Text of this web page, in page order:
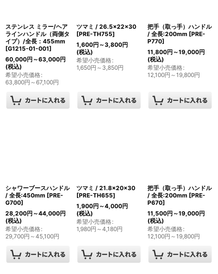
ステンレス ミラー/ヘア
ラインハンドル（両側タ
イプ）/全長：455mm
[G1215-01-001]
60,000円 ～63,000円
(税込)
希望小売価格:
63,800円 ～67,100円
ツマミ / 26.5×22×30
[PRE-TH755]
1,600円 ～3,800円
(税込)
希望小売価格:
1,650円 ～3,850円
把手（取っ手）ハンドル
/ 全長:200mm [PRE-
P770]
11,800円 ～19,000円
(税込)
希望小売価格:
12,100円 ～19,800円
シャワーブースハンドル
/ 全長:450mm [PRE-
G700]
28,200円 ～44,000円
(税込)
希望小売価格:
29,700円 ～45,100円
ツマミ / 21.8×20×30
[PRE-TH655]
1,900円 ～4,000円
(税込)
希望小売価格:
1,980円 ～4,180円
把手（取っ手）ハンドル
/ 全長:200mm [PRE-
P670]
11,500円 ～19,000円
(税込)
希望小売価格:
12,100円 ～19,800円